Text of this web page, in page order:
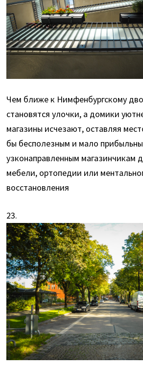
Чем ближе к Нимфенбургскому
становятся улочки, а домики
магазины исчезают, оставляя
бы бесполезным и мало
узконаправленным магазинчикам
мебели, ортопедии или
восстановления
23.